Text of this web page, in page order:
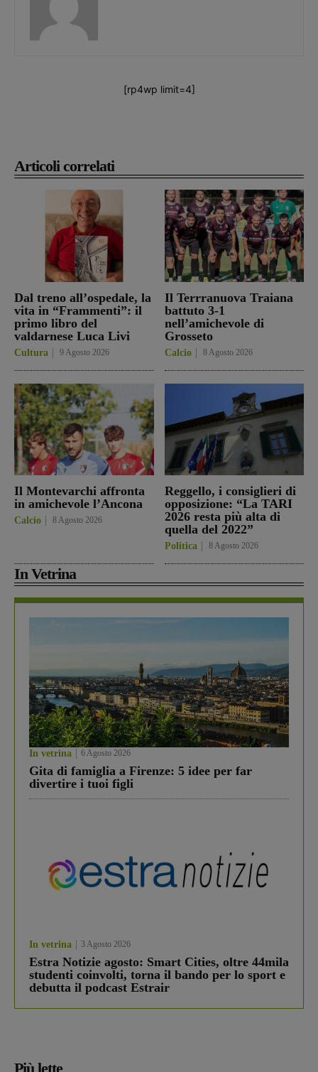
Articoli correlati
Dal treno all’ospedale, la
vita in “Frammenti”: il
primo libro del
valdarnese Luca Livi
Cultura 9 Agosto 2026
Il Terrranuova Traiana
battuto 3-1
nell’amichevole di
Grosseto
Calcio 8 Agosto 2026
Il Montevarchi affronta
in amichevole l’Ancona
Calcio 8 Agosto 2026
Reggello, i consiglieri di
opposizione: “La TARI
2026 resta più alta di
quella del 2022”
Politica 8 Agosto 2026
In Vetrina
In vetrina 6 Agosto 2026
Gita di famiglia a Firenze: 5 idee per far
divertire i tuoi figli
In vetrina 3 Agosto 2026
Estra Notizie agosto: Smart Cities, oltre 44mila
studenti coinvolti, torna il bando per lo sport e
debutta il podcast Estrair
Più lette
[rp4wp limit=4]